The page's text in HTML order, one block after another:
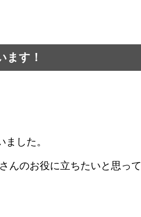
ます！
した。
んのお役に立ちたいと思って